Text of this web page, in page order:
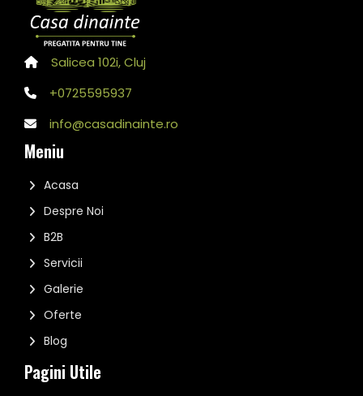
Salicea 102i, Cluj
+0725595937
info@casadinainte.ro
Meniu
Acasa
Despre Noi
B2B
Servicii
Galerie
Oferte
Blog
Pagini Utile